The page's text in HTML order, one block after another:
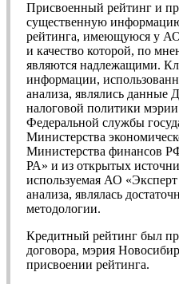
Присвоенный рейтинг и
существенную
рейтинга, имеющуюся у АО
и качество которой, по
являются надлежащими.
информации,
анализа, являлись данные
налоговой политики
Федеральной службы
Министерства
Министерства финансов
РА» и из открытых
используемая АО
анализа, являлась
методологии.
Кредитный рейтинг был
договора, мэрия
присвоении рейтинга.